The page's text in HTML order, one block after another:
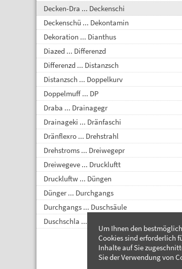
Decken-Dra ... Deckenschi
Deckenschü ... Dekontamin
Dekoration ... Dianthus
Diazed ... Differenzd
Differenzd ... Distanzsch
Distanzsch ... Doppelkurv
Doppelmuff ... DP
Draba ... Drainagegr
Drainageki ... Dränfaschi
Dränflexro ... Drehstrahl
Drehstroms ... Dreiwegepr
Dreiwegeve ... Druckluftt
Druckluftw ... Düngen
Dünger ... Durchgangs
Durchgangs ... Duschsäule
Duschschla ... Dynamische
Um Ihnen den
Cookies sind erforderlich
Inhalte auf Sie
Sie der Verwendung von